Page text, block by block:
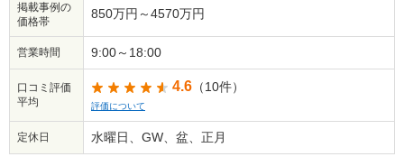
掲載事例の
価格帯
850万円～4570万円
営業時間 9:00～18:00
口コミ評価
平均
4.6 （10件）
評価について
定休日 水曜日、GW、盆、正月